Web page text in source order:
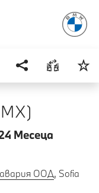
Mесеца
ООД, Sofia